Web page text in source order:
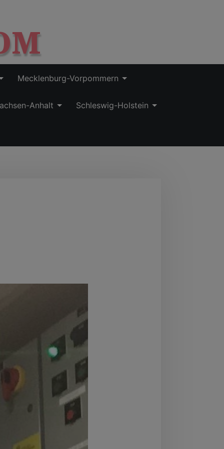
Mecklenburg-Vorpommern
Anhalt Schleswig-Holstein